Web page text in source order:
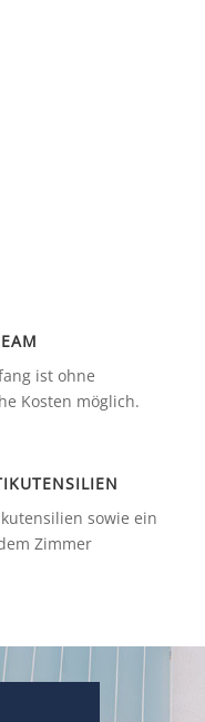
ist ohne
Kosten möglich.
sowie ein
Zimmer